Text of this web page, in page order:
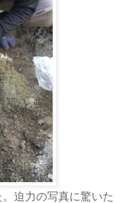
迫力の写真に驚いた